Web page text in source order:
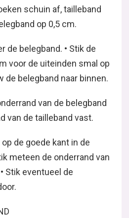
schuin af, tailleband
op 0,5 cm.
de belegband. • Stik de
voor de uiteinden smal op
de belegband naar binnen.
van de belegband
van de tailleband vast.
de goede kant in de
meteen de onderrand van
Stik eventueel de